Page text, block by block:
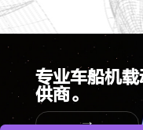
专业车船机载动中通天线解决方案提
供商。
→